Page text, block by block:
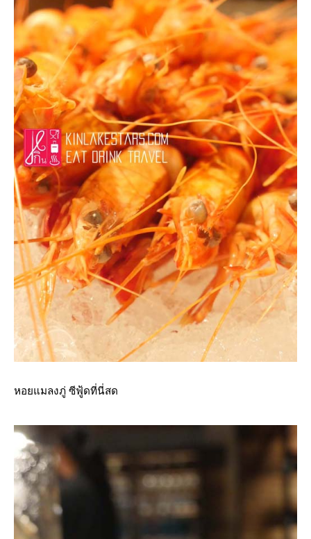
หอยแมลงภู่ ซีฟู้ดที่นี่สด